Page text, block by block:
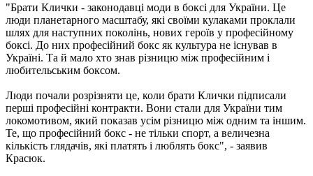
"Брати Клички - законодавці моди в боксі для України. Це
люди планетарного масштабу, які своїми кулаками проклали
шлях для наступних поколінь, нових героїв у професійному
боксі. До них професійний бокс як культура не існував в
Україні. Та й мало хто знав різницю між професійним і
любительським боксом.
Люди почали розрізняти це, коли брати Клички підписали
перші професійні контракти. Вони стали для України тим
локомотивом, який показав усім різницю між одним та іншим.
Те, що професійний бокс - не тільки спорт, а величезна
кількість глядачів, які платять і люблять бокс", - заявив
Красюк.